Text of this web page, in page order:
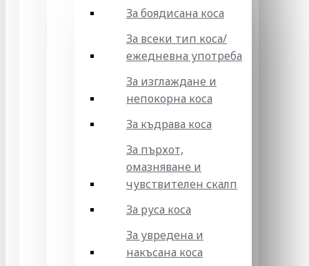
За боядисана коса
За всеки тип коса/
ежедневна употреба
За изглаждане и
непокорна коса
За къдрава коса
За пърхот,
омазняване и
чувствителен скалп
За руса коса
За увредена и
накъсана коса